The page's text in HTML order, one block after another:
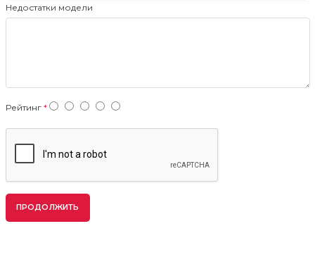
Недостатки модели
Рейтинг
ПРОДОЛЖИТЬ